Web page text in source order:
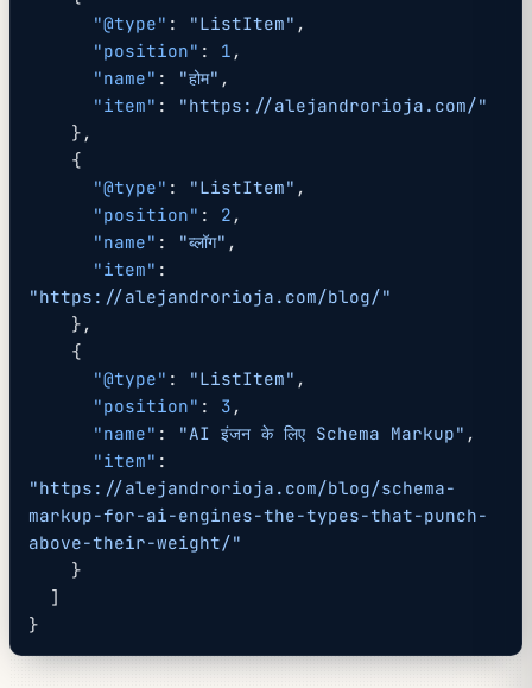
      "@type"
: "ListItem" ,
      "position"
: 1 ,
      "name"
: "होम" ,
      "item"
: "https://alejandrorioja.com/"
    },
    {
      "@type"
: "ListItem" ,
      "position"
: 2 ,
      "name"
: "ब्लॉग" ,
      "item"
"https://alejandrorioja.com/blog/"
    },
    {
      "@type"
: "ListItem" ,
      "position"
: 3 ,
      "name"
: "AI इंजन के लिए Schema Markup" ,
      "item"
"https://alejandrorioja.com/blog/schema-
markup-for-ai-engines-the-types-that-punch-
above-their-weight/"
    }
  ]
}